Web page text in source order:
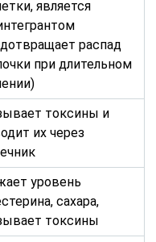
регулирует
и утилизацию
ионный баланс в
не очень
вещества, она
несколько иной,
желтая